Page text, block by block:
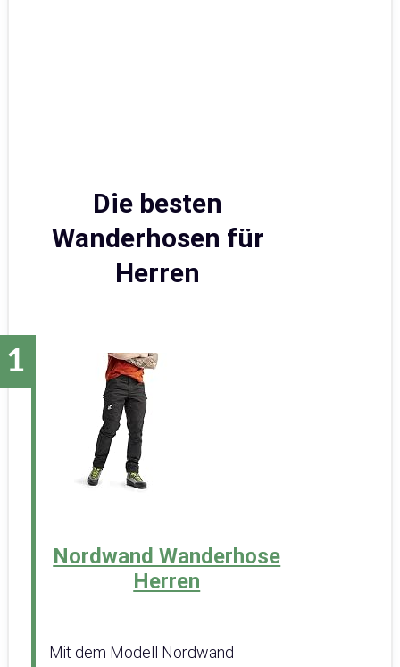
Die besten
Wanderhosen für
Herren
Nordwand Wanderhose
Herren
Mit dem Modell Nordwand